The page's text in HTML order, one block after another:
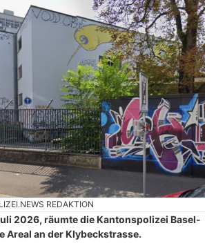
REDAKTION
2026, räumte die Kantonspolizei Basel-
Areal an der Klybeckstrasse.